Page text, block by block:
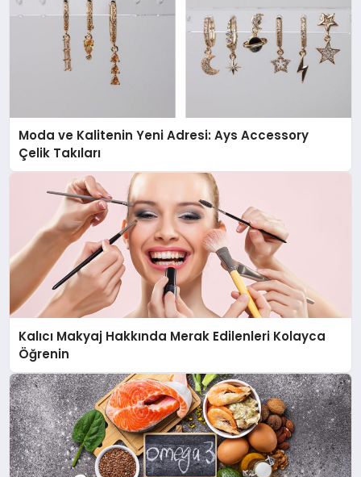
Moda ve Kalitenin Yeni Adresi: Ays Accessory
Çelik Takıları
Kalıcı Makyaj Hakkında Merak Edilenleri Kolayca
Öğrenin